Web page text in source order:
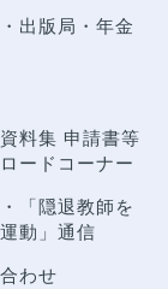
出版局・年金
料集 申請書等
ードコーナー
「隠退教師を
動」通信
わせ